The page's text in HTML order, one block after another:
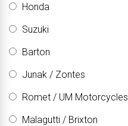
Honda
Suzuki
Barton
Junak / Zontes
Romet / UM Motorcycles
Malagutti / Brixton